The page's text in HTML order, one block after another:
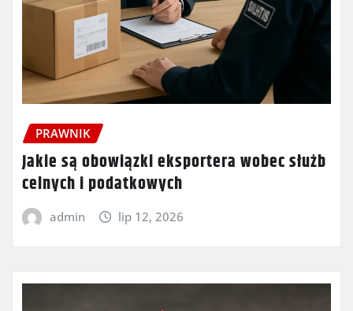
PRAWNIK
Jakie są obowiązki eksportera wobec służb
celnych i podatkowych
admin lip 12, 2026